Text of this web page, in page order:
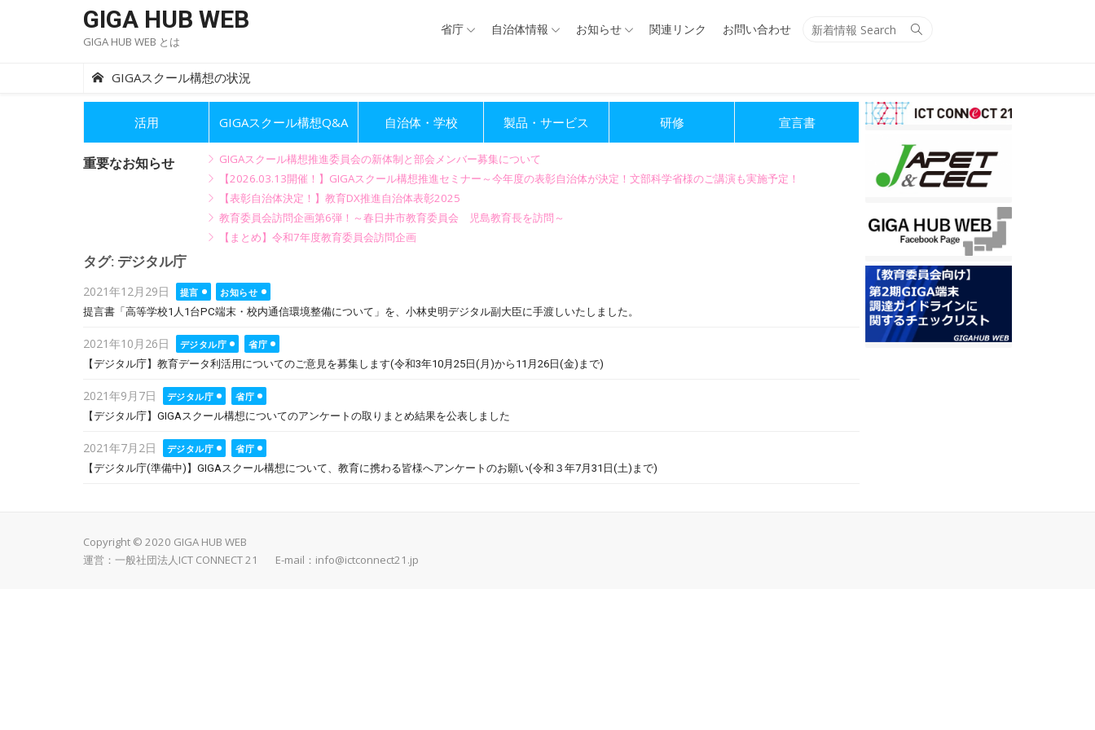
GIGA HUB WEB
GIGA HUB WEB とは
Search
省庁 自治体情報 お知らせ 関連リンク お問い合わせ
GIGAスクール構想の状況
活用 GIGAスクール構想Q&A 自治体・学校 製品・サービス 研修 宣言書
重要なお知らせ
GIGAスクール構想推進委員会の新体制と部会メンバー募集について
【2026.03.13開催！】GIGAスクール構想推進セミナー～今年度の表彰自治体が決定！文部科学省様のご講演も実施予定！
【表彰自治体決定！】教育DX推進自治体表彰2025
教育委員会訪問企画第6弾！～春日井市教育委員会 児島教育長を訪問～
【まとめ】令和7年度教育委員会訪問企画
タグ: デジタル庁
Posted
on
2021年12月29日 提言
お知らせ
提言書「高等学校1人1台PC端末・校内通信環境整備について」を、小林史明デジタル副大臣に手渡しいたしました。
Posted
on
2021年10月26日 デジタル庁
省庁
【デジタル庁】教育データ利活用についてのご意見を募集します(令和3年10月25日(月)から11月26日(金)まで)
Posted
on
2021年9月7日 デジタル庁
省庁
【デジタル庁】GIGAスクール構想についてのアンケートの取りまとめ結果を公表しました
Posted
on
2021年7月2日 デジタル庁
省庁
【デジタル庁(準備中)】GIGAスクール構想について、教育に携わる皆様へアンケートのお願い(令和３年7月31日(土)まで)
Copyright © 2020 GIGA HUB WEB
運営：一般社団法人ICT CONNECT 21 E-mail： info@ictconnect21.jp